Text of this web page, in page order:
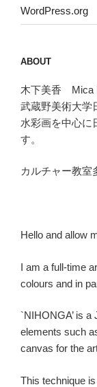
WordPress.org
ABOUT
木下美香 Mica
武蔵野美術大学
水彩画を中心に
す。
カルチャー教室
Hello and allow
I am a full-time
colours and in
`NIHONGA’ is
elements such
canvas for the
This technique